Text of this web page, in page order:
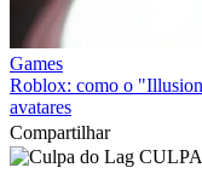
Games
Roblox: como o
avatares
Compartilhar
CULPA